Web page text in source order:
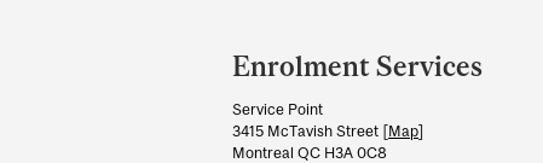
and
University
Information
Enrolment Services
Service Point
3415 McTavish Street [Map]
Montreal QC H3A 0C8